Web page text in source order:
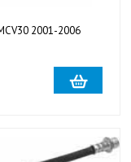
2001-2006